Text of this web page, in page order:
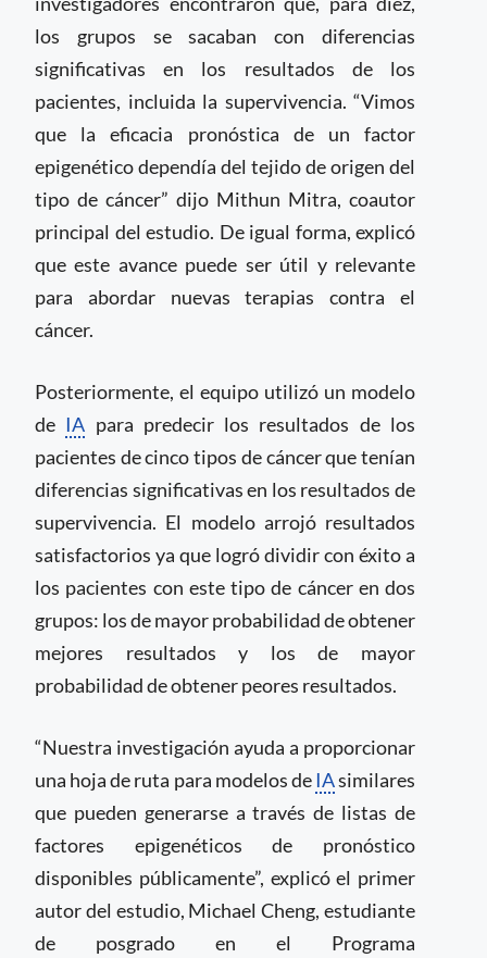
los grupos se sacaban con diferencias
significativas en los resultados de los
pacientes, incluida la supervivencia. “Vimos
que la eficacia pronóstica de un factor
epigenético dependía del tejido de origen del
tipo de cáncer” dijo Mithun Mitra, coautor
principal del estudio. De igual forma, explicó
que este avance puede ser útil y relevante
para abordar nuevas terapias contra el
cáncer.
Posteriormente, el equipo utilizó un modelo
de IA para predecir los resultados de los
pacientes de cinco tipos de cáncer que tenían
diferencias significativas en los resultados de
supervivencia. El modelo arrojó resultados
satisfactorios ya que logró dividir con éxito a
los pacientes con este tipo de cáncer en dos
grupos: los de mayor probabilidad de obtener
mejores resultados y los de mayor
probabilidad de obtener peores resultados.
“Nuestra investigación ayuda a proporcionar
una hoja de ruta para modelos deIAsimilares
que pueden generarse a través de listas de
factores epigenéticos de pronóstico
disponibles públicamente”, explicó el primer
autor del estudio, Michael Cheng, estudiante
de posgrado en el Programa